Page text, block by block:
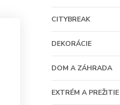
CITYBREAK
DEKORÁCIE
DOM A ZÁHRADA
EXTRÉM A PREŽITIE